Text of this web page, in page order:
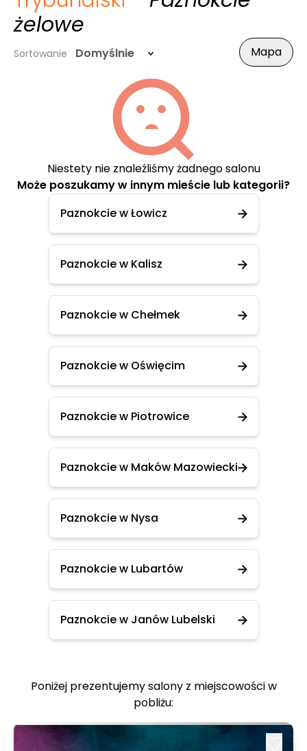
żelowe
Sortowanie Domyślnie Mapa
Niestety nie znaleźliśmy żadnego salonu
Może poszukamy w innym mieście lub kategorii?
Paznokcie w Łowicz
Paznokcie w Kalisz
Paznokcie w Chełmek
Paznokcie w Oświęcim
Paznokcie w Piotrowice
Paznokcie w Maków Mazowiecki
Paznokcie w Nysa
Paznokcie w Lubartów
Paznokcie w Janów Lubelski
Poniżej prezentujemy salony z miejscowości w
pobliżu: